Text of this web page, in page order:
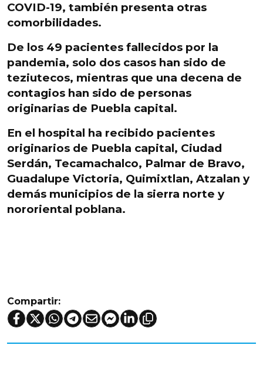
COVID-19, también presenta otras
comorbilidades.
De los 49 pacientes fallecidos por la
pandemia, solo dos casos han sido de
teziutecos, mientras que una decena de
contagios han sido de personas
originarias de Puebla capital.
En el hospital ha recibido pacientes
originarios de Puebla capital, Ciudad
Serdán, Tecamachalco, Palmar de Bravo,
Guadalupe Victoria, Quimixtlan, Atzalan y
demás municipios de la sierra norte y
nororiental poblana.
Compartir: